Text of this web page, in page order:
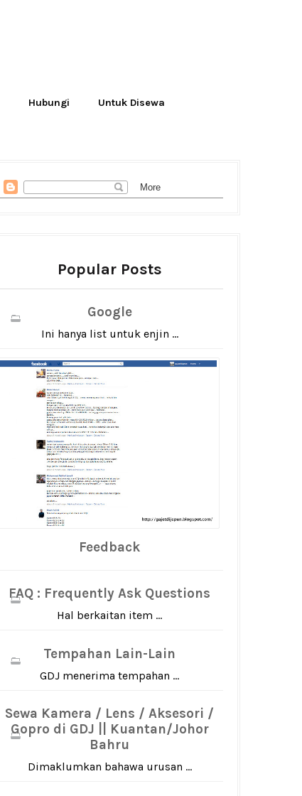
Hubungi Untuk Disewa
Popular Posts
Google
Ini hanya list untuk enjin ...
Feedback
FAQ : Frequently Ask Questions
Hal berkaitan item ...
Tempahan Lain-Lain
GDJ menerima tempahan ...
Sewa Kamera / Lens / Aksesori /
Gopro di GDJ || Kuantan/Johor
Bahru
Dimaklumkan bahawa urusan ...